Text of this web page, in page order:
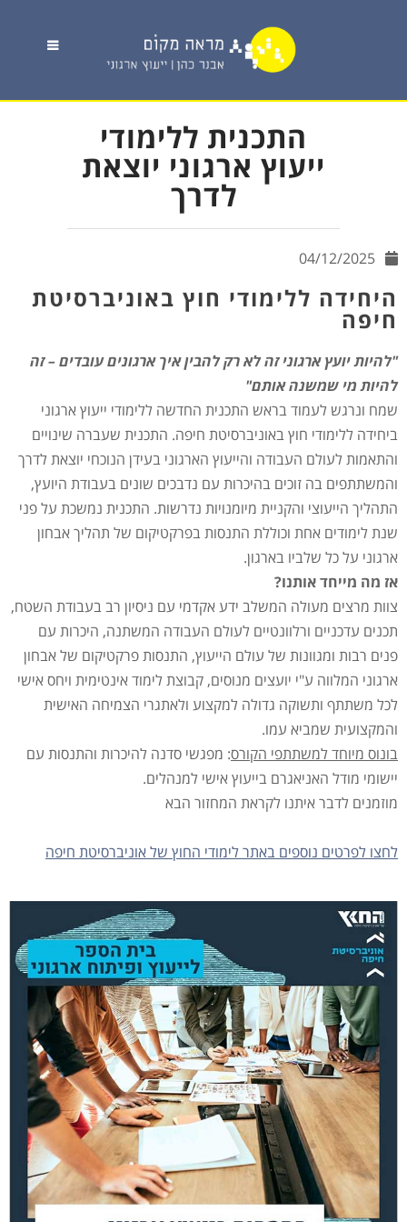
התכנית ללימודי
ייעוץ ארגוני יוצאת
לדרך
04/12/2025
היחידה ללימודי חוץ באוניברסיטת
חיפה
"להיות יועץ ארגוני זה לא רק להבין איך ארגונים עובדים – זה
להיות מי שמשנה אותם"
שמח ונרגש לעמוד בראש התכנית החדשה ללימודי ייעוץ ארגוני
ביחידה ללימודי חוץ באוניברסיטת חיפה. התכנית שעברה שינויים
והתאמות לעולם העבודה והייעוץ הארגוני בעידן הנוכחי יוצאת לדרך
והמשתתפים בה זוכים בהיכרות עם נדבכים שונים בעבודת היועץ,
התהליך הייעוצי והקניית מיומנויות נדרשות. התכנית נמשכת על פני
שנת לימודים אחת וכוללת התנסות בפרקטיקום של תהליך אבחון
ארגוני על כל שלביו בארגון.
אז מה מייחד אותנו?
צוות מרצים מעולה המשלב ידע אקדמי עם ניסיון רב בעבודת השטח,
תכנים עדכניים ורלוונטיים לעולם העבודה המשתנה, היכרות עם
פנים רבות ומגוונות של עולם הייעוץ, התנסות פרקטיקום של אבחון
ארגוני המלווה ע"י יועצים מנוסים, קבוצת לימוד אינטימית ויחס אישי
לכל משתתף ותשוקה גדולה למקצוע ולאתגרי הצמיחה האישית
והמקצועית שמביא עמו.
בונוס מיוחד למשתתפי הקורס: מפגשי סדנה להיכרות והתנסות עם
יישומי מודל האניאגרם בייעוץ אישי למנהלים.
מוזמנים לדבר איתנו לקראת המחזור הבא
לחצו לפרטים נוספים באתר לימודי החוץ של אוניברסיטת חיפה